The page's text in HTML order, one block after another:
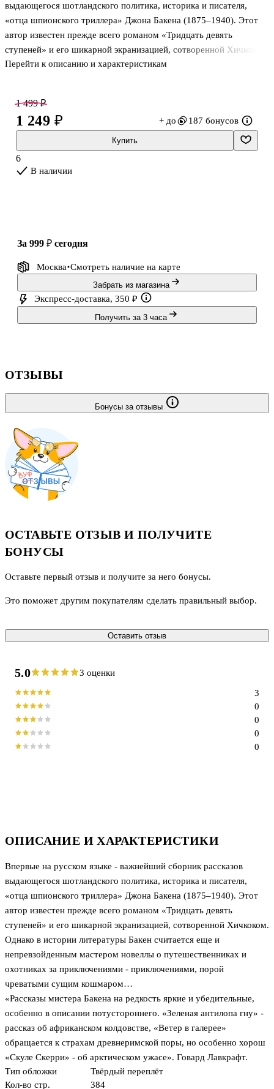
выдающегося шотландского политика, историка и писателя,
«отца шпионского триллера» Джона Бакена (1875–1940). Этот
автор известен прежде всего романом «Тридцать девять
ступеней» и его шикарной экранизацией, сотворенной Хичкоком.
Однако в истории литературы Бакен считается еще и
чреватыми сущим кошмаром…
«Рассказы мистера Бакена на редкость яркие и убедительные,
особенно в описании потустороннего. «Зеленая антилопа гну» -
рассказ об африканском колдовстве, «Ветер в галерее»
обращается к страхам древнеримской поры, но особенно хорош
Перейти к описанию и характеристикам
1 499 ₽
1 249 ₽ + до 187 бонусов
Купить
6
В наличии
за 999 ₽ сегодня
Москва Смотреть наличие на карте
Забрать из магазина
Экспресс-доставка, 350 ₽
Получить за 3 часа
ОПИСАНИЕ И ХАРАКТЕРИСТИКИ
Впервые на русском языке - важнейший сборник рассказов
выдающегося шотландского политика, историка и писателя,
«отца шпионского триллера» Джона Бакена (1875–1940). Этот
автор известен прежде всего романом «Тридцать девять
ступеней» и его шикарной экранизацией, сотворенной Хичкоком.
Однако в истории литературы Бакен считается еще и
непревзойденным мастером новеллы о путешественниках и
охотниках за приключениями - приключениями, порой
чреватыми сущим кошмаром…
«Рассказы мистера Бакена на редкость яркие и убедительные,
особенно в описании потустороннего. «Зеленая антилопа гну» -
рассказ об африканском колдовстве, «Ветер в галерее»
обращается к страхам древнеримской поры, но особенно хорош
«Скуле Скерри» - об арктическом ужасе». Говард Лавкрафт.
Тип обложки
Твёрдый переплёт
Кол-во стр.
384
ОТЗЫВЫ
Бонусы за отзывы
ОСТАВЬТЕ ОТЗЫВ И ПОЛУЧИТЕ
БОНУСЫ
Оставьте первый отзыв и получите за него бонусы.
Это поможет другим покупателям сделать правильный выбор.
Оставить отзыв
5.0 3 оценки
0
0
0
0
3